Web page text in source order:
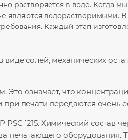
растворяется в воде. Когда
являются водорастворимыми.
Каждый этап
солей, механических
Это означает, что
печати передаются очень
1215. Химический состав
печатающего оборудования.